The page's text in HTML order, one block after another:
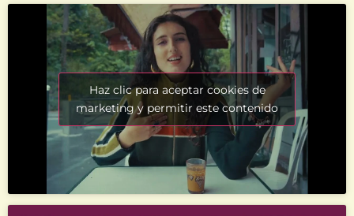
Haz clic para aceptar cookies de
marketing y permitir este contenido